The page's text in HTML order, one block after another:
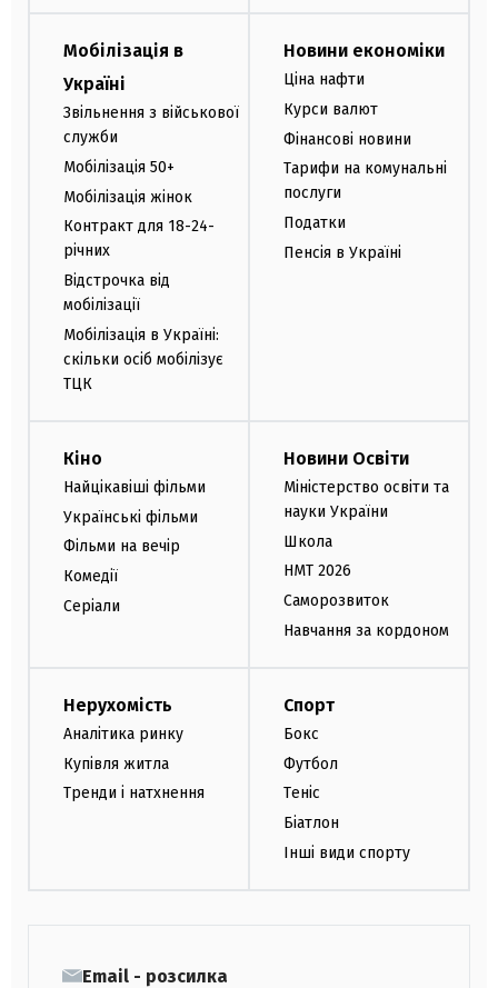
Мобілізація в
Україні
Звільнення з військової
служби
Мобілізація 50+
Мобілізація жінок
Контракт для 18-24-
річних
Відстрочка від
мобілізації
Мобілізація в Україні:
скільки осіб мобілізує
ТЦК
Новини економіки
Ціна нафти
Курси валют
Фінансові новини
Тарифи на комунальні
послуги
Податки
Пенсія в Україні
Кіно
Найцікавіші фільми
Українські фільми
Фільми на вечір
Комедії
Серіали
Новини Освіти
Міністерство освіти та
науки України
Школа
НМТ 2026
Саморозвиток
Навчання за кордоном
Нерухомість
Аналітика ринку
Купівля житла
Тренди і натхнення
Спорт
Бокс
Футбол
Теніс
Біатлон
Інші види спорту
Email - розсилка